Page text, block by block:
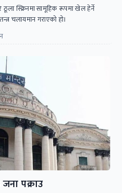
ठूला स्क्रिनमा सामूहिक रूपमा खेल हेर्ने
चलायमान गराएको हो।
पक्राउ